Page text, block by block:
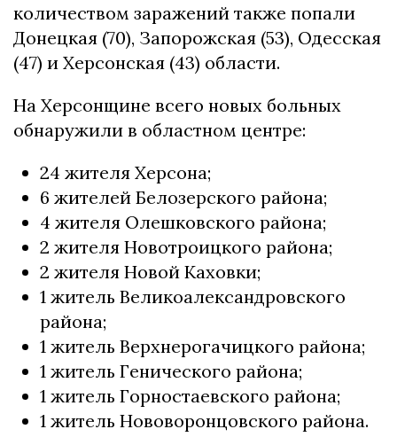
количеством заражений также попали
Донецкая (70), Запорожская (53), Одесская
(47) и Херсонская (43) области.
На Херсонщине всего новых больных
обнаружили в областном центре:
24 жителя Херсона;
6 жителей Белозерского района;
4 жителя Олешковского района;
2 жителя Новотроицкого района;
2 жителя Новой Каховки;
1 житель Великоалександровского
района;
1 житель Верхнерогачицкого района;
1 житель Генического района;
1 житель Горностаевского района;
1 житель Нововоронцовского района.